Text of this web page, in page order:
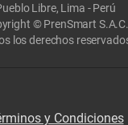
Libre, Lima - Perú
© PrenSmart S.A.C.
los derechos
y Condiciones